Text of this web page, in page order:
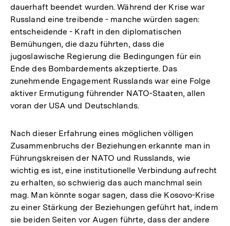
dauerhaft beendet wurden. Während der Krise war
Russland eine treibende - manche würden sagen:
entscheidende - Kraft in den diplomatischen
Bemühungen, die dazu führten, dass die
jugoslawische Regierung die Bedingungen für ein
Ende des Bombardements akzeptierte. Das
zunehmende Engagement Russlands war eine Folge
aktiver Ermutigung führender NATO-Staaten, allen
voran der USA und Deutschlands.
Nach dieser Erfahrung eines möglichen völligen
Zusammenbruchs der Beziehungen erkannte man in
Führungskreisen der NATO und Russlands, wie
wichtig es ist, eine institutionelle Verbindung aufrecht
zu erhalten, so schwierig das auch manchmal sein
mag. Man könnte sogar sagen, dass die Kosovo-Krise
zu einer Stärkung der Beziehungen geführt hat, indem
sie beiden Seiten vor Augen führte, dass der andere